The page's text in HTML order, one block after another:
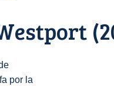
por la